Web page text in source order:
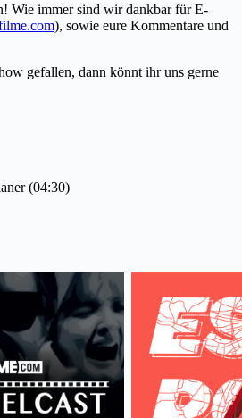
Wie immer sind wir dankbar für E-
), sowie eure Kommentare und
gefallen, dann könnt ihr uns gerne
(04:30)